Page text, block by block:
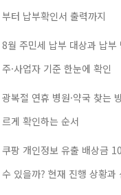
부터 납부확인서 출력까지
8월 주민세 납부 대상과 납부
주·사업자 기준 한눈에 확인
광복절 연휴 병원·약국 찾는
르게 확인하는 순서
쿠팡 개인정보 유출 배상금
수 있을까? 현재 진행 상황과